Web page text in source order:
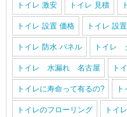
トイレ 激安 トイレ 見積
トイレ 設置 価格 トイレ 設
トイレ 防水 パネル トイレ
トイレ 水漏れ 名古屋 ト
トイレに寿命って有るの?
トイレのフローリング トイ